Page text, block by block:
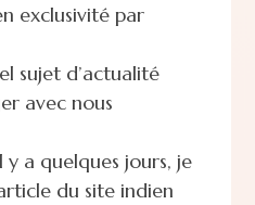
exclusivité par
sujet d’actualité
avec nous
y a quelques jours, je
du site indien